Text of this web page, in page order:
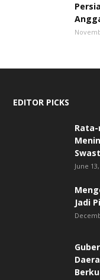
EDITOR PICKS
June
Jadi